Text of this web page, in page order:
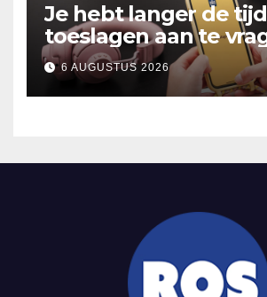
Je hebt langer de
toeslagen aan te
2025
6 AUGUSTUS 2026